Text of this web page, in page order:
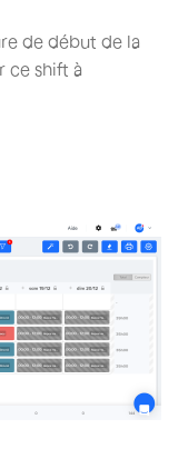
de début de la
ce shift à